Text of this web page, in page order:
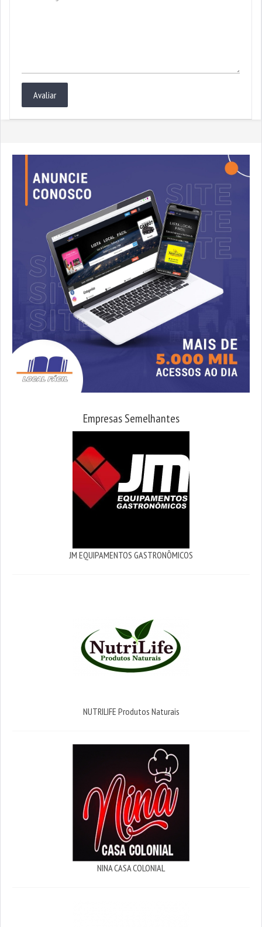
Avaliar
Empresas Semelhantes
JM EQUIPAMENTOS GASTRONÔMICOS
NUTRILIFE Produtos Naturais
NINA CASA COLONIAL